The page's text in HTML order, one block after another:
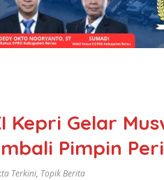
Kepri Gelar
Pimpin
Terkini, Topik Berita